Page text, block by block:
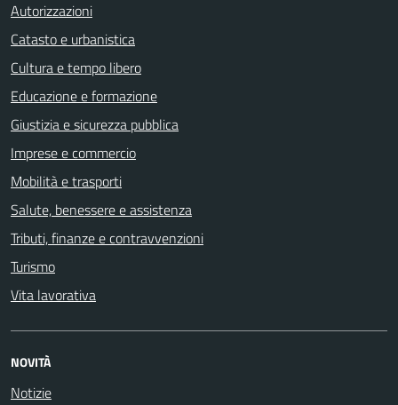
Autorizzazioni
Catasto e urbanistica
Cultura e tempo libero
Educazione e formazione
Giustizia e sicurezza pubblica
Imprese e commercio
Mobilità e trasporti
Salute, benessere e assistenza
Tributi, finanze e contravvenzioni
Turismo
Vita lavorativa
NOVITÀ
Notizie